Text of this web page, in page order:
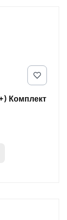
Комплект